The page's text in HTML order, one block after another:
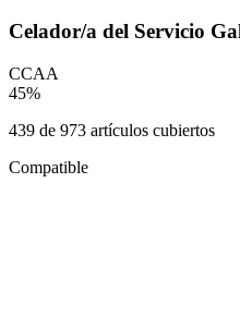
Celador/a del Servicio
CCAA
45%
439 de 973 artículos cubiertos
Compatible